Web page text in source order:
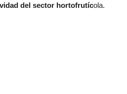
del sector hortofrutícola.